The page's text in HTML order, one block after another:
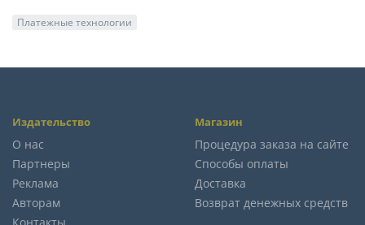
Платежные технологии
Издательство
О нас
Партнеры
Реклама
Авторам
Магазин
Процедура заказа на сайте
Способы оплаты
Доставка
Возврат денежных средств